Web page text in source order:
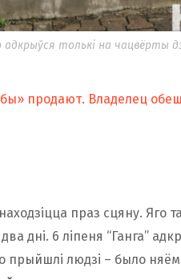
адкрыўся толькі на чацвёрты
продают. Владелец
праз сцяну. Яго
дні. 6 ліпеня “Ганга”
прыйшлі людзі – было